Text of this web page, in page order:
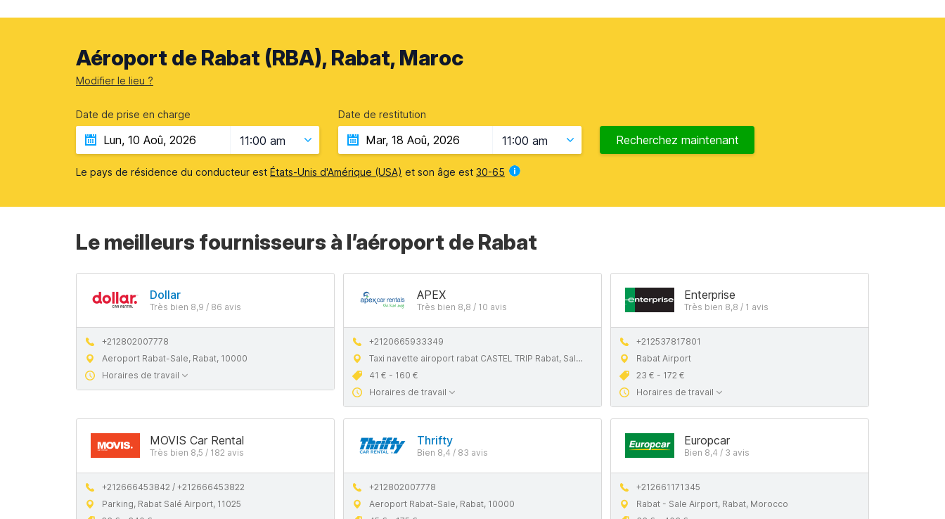
Aéroport de Rabat (RBA), Rabat, Maroc
Modifier le lieu ?
Date de prise en charge
11:00 am
Date de restitution
11:00 am Recherchez maintenant
Le pays de résidence du conducteur est États-Unis d'Amérique (USA) et son âge est 30-65
Le meilleurs fournisseurs à l’aéroport de Rabat
Dollar
Très bien 8,9 / 86 avis
+212802007778
Aeroport Rabat-Sale, Rabat, 10000
Horaires de travail
APEX
Très bien 8,8 / 10 avis
+2120665933349
Taxi navette airoport rabat CASTEL TRIP Rabat, Salé 11000, Morocco
41 € - 160 €
Horaires de travail
Enterprise
Très bien 8,8 / 1 avis
+212537817801
Rabat Airport
23 € - 172 €
Horaires de travail
MOVIS Car Rental
Très bien 8,5 / 182 avis
+212666453842 / +212666453822
Parking, Rabat Salé Airport, 11025
Thrifty
Bien 8,4 / 83 avis
+212802007778
Aeroport Rabat-Sale, Rabat, 10000
Europcar
Bien 8,4 / 3 avis
+212661171345
Rabat - Sale Airport, Rabat, Morocco